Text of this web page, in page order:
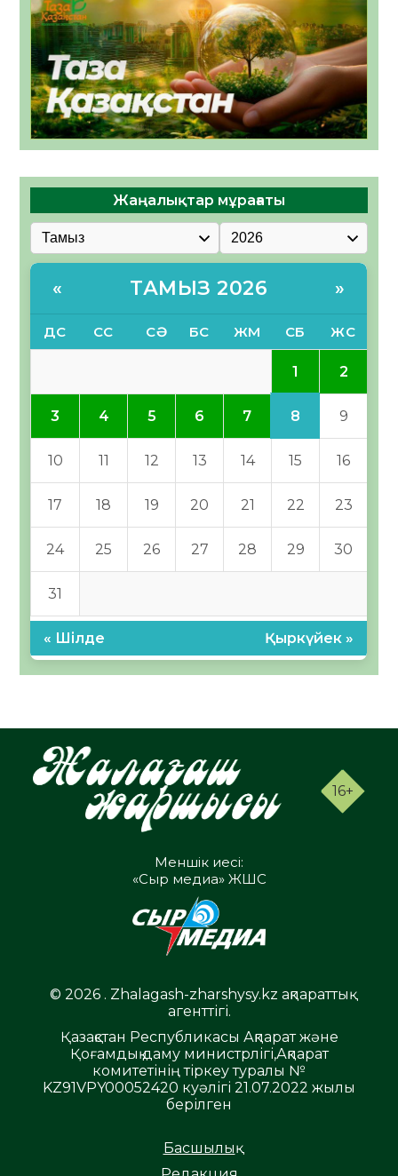
Жаңалықтар мұрағаты
« ТАМЫЗ 2026 »
ДС СС СӘ БС ЖМ СБ ЖС
1 2
3 4 5 6 7 8 9
10 11 12 13 14 15 16
17 18 19 20 21 22 23
24 25 26 27 28 29 30
31
« Шілде Қыркүйек »
16+
Меншік иесі:
«Сыр медиа» ЖШС
© 2026 . Zhalagash-zharshysy.kz ақпараттық
агенттігі.
Қазақстан Республикасы Ақпарат және
Қоғамдық даму министрлігі,Ақпарат
комитетінің тіркеу туралы №
KZ91VPY00052420 куәлігі 21.07.2022 жылы
берілген
Басшылық